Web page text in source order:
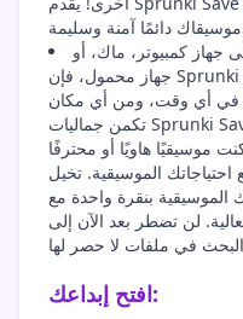
كمبيوتر، ماك، أو
جهاز محمول، فإن Sprunki Save قد غطى احتياجاتك. أنشئ
تكمن جماليات Sprunki Save في تصميمه الصديق للمستخدم
موسيقيًا هاويًا أو محترفًا
احتياجاتك الموسيقية. تخيل
الموسيقية بنقرة واحدة مع
لن تضطر بعد الآن إلى
افتح إبداعك: